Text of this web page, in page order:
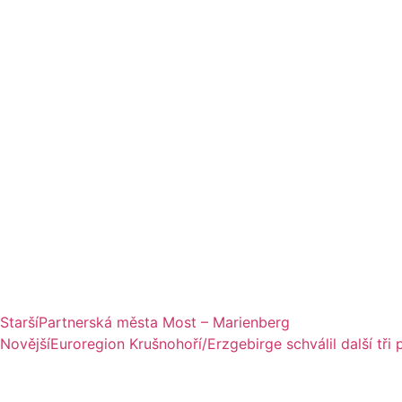
StaršíPartnerská města Most – Marienberg
NovějšíEuroregion Krušnohoří/Erzgebirge schválil další tři